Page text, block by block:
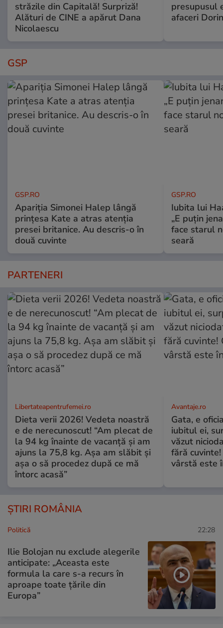
străzile din Capitală! Surpriză!
Alături de CINE a apărut Dana
Nicolaescu
presupusul
afaceri
GSP
GSP.RO
Apariția Simonei Halep lângă
prințesa Kate a atras atenția
presei britanice. Au descris-o în
două cuvinte
GSP.RO
Iubita lui
„E puțin
face starul
seară
PARTENERI
Libertateapentrufemei.ro
Dieta verii 2026! Vedeta noastră
e de nerecunoscut! “Am plecat de
la 94 kg înainte de vacanță și am
ajuns la 75,8 kg. Așa am slăbit și
așa o să procedez după ce mă
întorc acasă”
Avantaje.ro
Gata, e
iubitul ei,
văzut
fără
vârstă este
ȘTIRI ROMÂNIA
Politică 22:28
Ilie Bolojan nu exclude alegerile
anticipate: „Aceasta este
formula la care s-a recurs în
aproape toate ţările din
Europa”